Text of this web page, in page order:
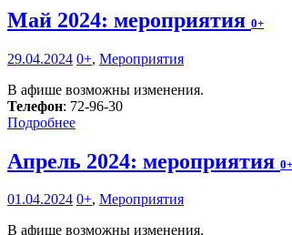
Май 2024: мероприятия 0+
29.04.2024 0+, Мероприятия
В афише возможны изменения.
Телефон: 72-96-30
Подробнее
Апрель 2024: мероприятия 0+
01.04.2024 0+, Мероприятия
В афише возможны изменения.